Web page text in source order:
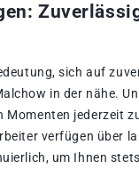
sich auf
in der nähe.
Momenten jederzeit
verfügen über
um Ihnen